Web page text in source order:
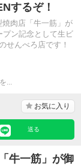
するぞ！
肉店「牛一筋」が
プン記念として生ビ
せんべろ店です！
...
お気に入り
送る
牛一筋」が御